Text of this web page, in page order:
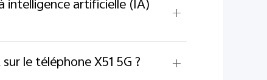
intelligence artificielle (IA)
le téléphone X51 5G ?